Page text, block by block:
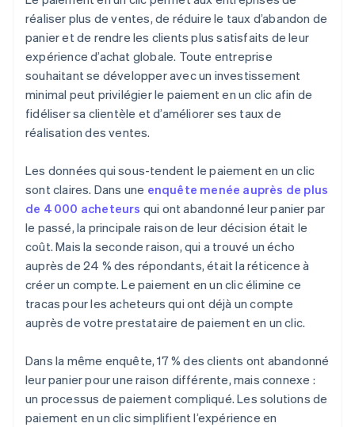
réaliser plus de ventes, de réduire le taux d’abandon de
panier et de rendre les clients plus satisfaits de leur
expérience d’achat globale. Toute entreprise
souhaitant se développer avec un investissement
minimal peut privilégier le paiement en un clic afin de
fidéliser sa clientèle et d’améliorer ses taux de
réalisation des ventes.
Les données qui sous-tendent le paiement en un clic
sont claires. Dans une enquête menée auprès de plus
de 4 000 acheteurs qui ont abandonné leur panier par
le passé, la principale raison de leur décision était le
coût. Mais la seconde raison, qui a trouvé un écho
auprès de 24 % des répondants, était la réticence à
créer un compte. Le paiement en un clic élimine ce
tracas pour les acheteurs qui ont déjà un compte
auprès de votre prestataire de paiement en un clic.
Dans la même enquête, 17 % des clients ont abandonné
leur panier pour une raison différente, mais connexe :
un processus de paiement compliqué. Les solutions de
paiement en un clic simplifient l’expérience en